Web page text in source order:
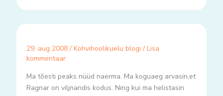
29. aug 2008 / Kohvihoolikuelu blogi / Lisa
kommentaar
Ma tõesti peaks nüüd naerma. Ma koguaeg arvasin,et
Ragnar on viljnandis kodus. Ning kui ma helistasin